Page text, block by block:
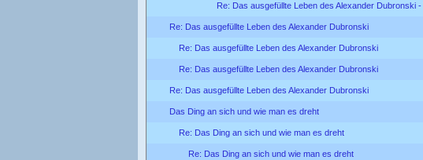
Re: Das ausgefüllte Leben des Alexander Dubronski
Re: Das ausgefüllte Leben des Alexander Dubronski
Re: Das ausgefüllte Leben des Alexander Dubronski
Re: Das ausgefüllte Leben des Alexander Dubronski
Re: Das ausgefüllte Leben des Alexander Dubronski
Das Ding an sich und wie man es dreht
Re: Das Ding an sich und wie man es dreht
Re: Das Ding an sich und wie man es dreht